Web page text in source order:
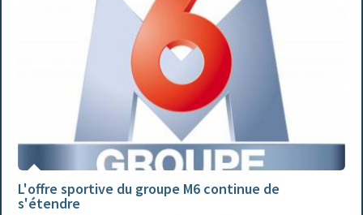
L'offre sportive du groupe M6 continue de
s'étendre